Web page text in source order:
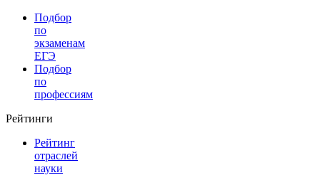
Подбор
по
экзаменам
ЕГЭ
Подбор
по
профессиям
Рейтинги
Рейтинг
отраслей
науки